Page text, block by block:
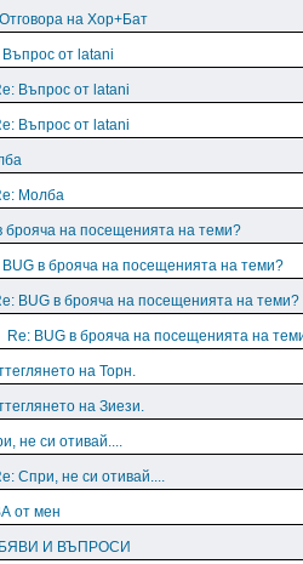
на Хор+Бат
Въпрос от latani
Въпрос от latani
Въпрос от latani
Молба
брояча на посещенията на теми?
BUG в брояча на посещенията на теми?
BUG в брояча на посещенията на теми?
Re: BUG в брояча на посещенията на
на Торн.
на Зиези.
не си отивай....
Спри, не си отивай....
от мен
И ВЪПРОСИ